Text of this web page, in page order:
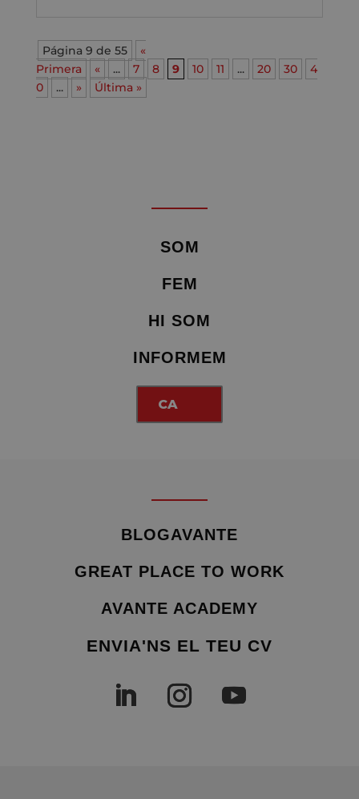
Página 9 de 55
«
Primera
« ... 7 8 9 10 11 ... 20 30
4
0
... » Última »
SOM
FEM
HI SOM
INFORMEM
CA
BLOGAVANTE
GREAT PLACE TO WORK
AVANTE ACADEMY
ENVIA'NS EL TEU CV